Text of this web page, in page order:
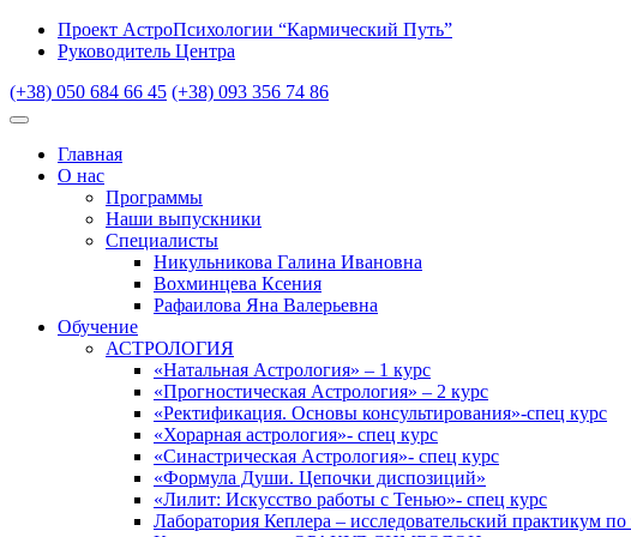
Проект АстроПсихологии “Кармический Путь”
Руководитель Центра
(+38) 050 684 66 45 (+38) 093 356 74 86
Главная
О нас
Программы
Наши выпускники
Специалисты
Никульникова Галина Ивановна
Вохминцева Ксения
Рафаилова Яна Валерьевна
Обучение
АСТРОЛОГИЯ
«Натальная Астрология» – 1 курс
«Прогностическая Астрология» – 2 курс
«Ректификация. Основы консультирования»-спец курс
«Хорарная астрология»- спец курс
«Синастрическая Астрология»- спец курс
«Формула Души. Цепочки диспозиций»
«Лилит: Искусство работы с Тенью»- спец курс
Лаборатория Кеплера – исследовательский практикум по